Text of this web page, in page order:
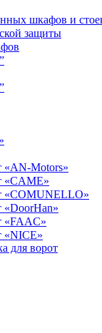
шкафов и
защиты
«AN-Motors»
«CAME»
«COMUNELLO»
«DoorHan»
«FAAC»
«NICE»
для ворот